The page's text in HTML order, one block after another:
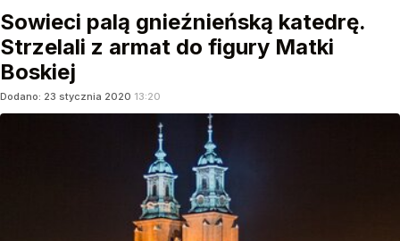
Sowieci palą gnieźnieńską katedrę.
Strzelali z armat do figury Matki
Boskiej
Dodano: 23 stycznia 2020 13:20